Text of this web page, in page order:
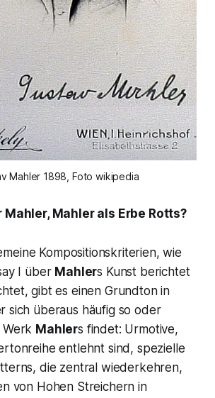
Mahler 1898, Foto wikipedia
Mahler, Mahler als Erbe Rotts?
Kompositionskriterien, wie
I über Mahlers Kunst berichtet
gibt es einen Grundton in
sich überaus häufig so oder
Werk Mahlers findet: Urmotive,
entlehnt sind, spezielle
die zentral wiederkehren,
von Hohen Streichern in